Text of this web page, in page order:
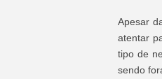
Apesar
atentar
tipo de
sendo